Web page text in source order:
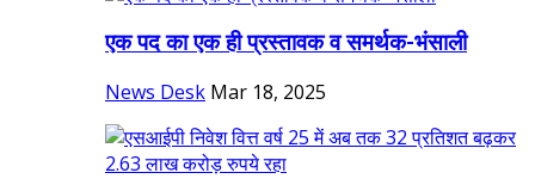
एक पद का एक ही प्रस्तावक व समर्थक-भंसाली
News Desk Mar 18, 2025